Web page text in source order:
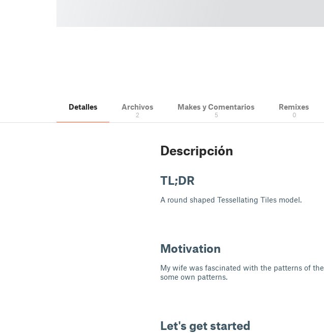
Detalles Archivos
2
Makes y Comentarios
5
Remixes
0
Descripción
TL;DR
A round shaped Tessellating Tiles model.
Motivation
My wife was fascinated with the patterns of the
some own patterns.
Let's get started